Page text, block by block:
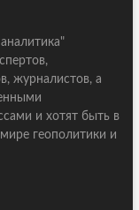
журналистов, а
и хотят быть в
геополитики и